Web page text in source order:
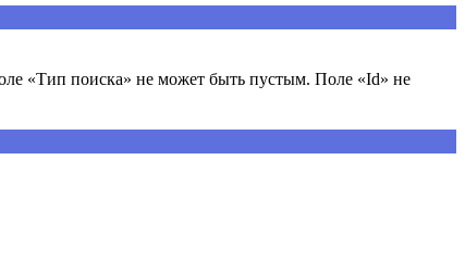
«Тип поиска» не может быть пустым. Поле «Id» не